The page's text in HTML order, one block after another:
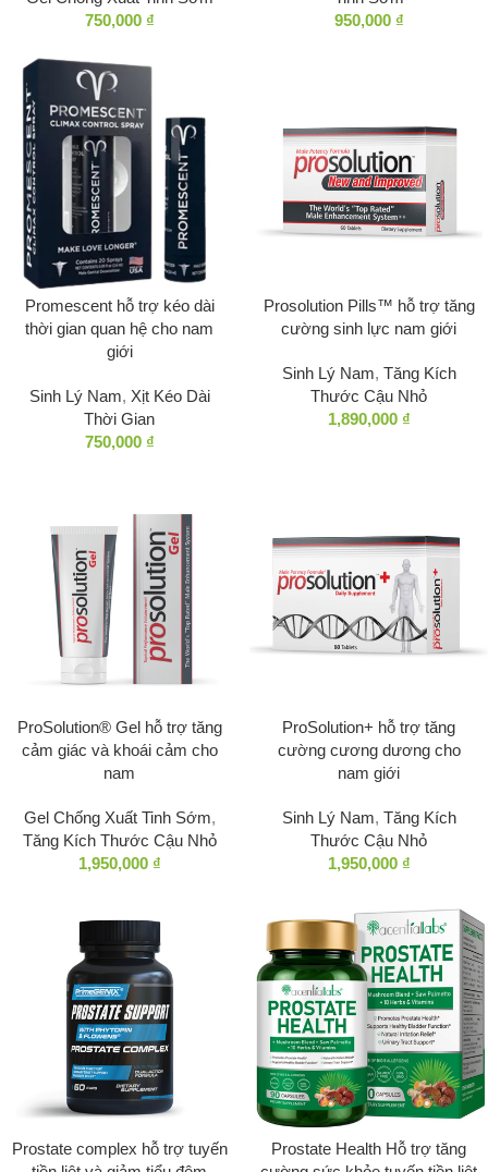
750,000 ₫
950,000 ₫
Promescent hỗ trợ kéo dài
thời gian quan hệ cho nam
giới
Sinh Lý Nam, Xịt Kéo Dài
Thời Gian
750,000 ₫
Prosolution Pills™ hỗ trợ tăng
cường sinh lực nam giới
Sinh Lý Nam, Tăng Kích
Thước Cậu Nhỏ
1,890,000 ₫
ProSolution® Gel hỗ trợ tăng
cảm giác và khoái cảm cho
nam
Gel Chống Xuất Tinh Sớm,
Tăng Kích Thước Cậu Nhỏ
1,950,000 ₫
ProSolution+ hỗ trợ tăng
cường cương dương cho
nam giới
Sinh Lý Nam, Tăng Kích
Thước Cậu Nhỏ
1,950,000 ₫
Prostate complex hỗ trợ tuyến
Prostate Health Hỗ trợ tăng